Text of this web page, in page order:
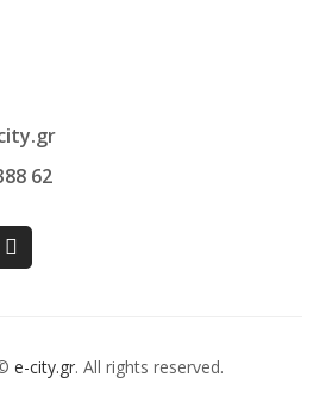
62
e-city.gr. All rights reserved.